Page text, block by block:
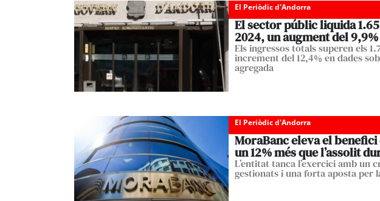
El Periòdic d'Andorra
El sector públic liquida
2024, un augment del
Els ingressos totals superen els
increment del 12,4% en dades
agregada
El Periòdic d'Andorra
MoraBanc eleva el
un 12% més que l’assolit
L’entitat tanca l’exercici amb un
gestionats i una forta aposta per